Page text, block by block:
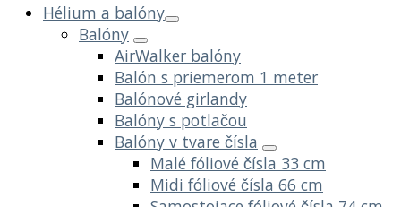
Hélium a balóny
Balóny
AirWalker balóny
Balón s priemerom 1 meter
Balónové girlandy
Balóny s potlačou
Balóny v tvare čísla
Malé fóliové čísla 33 cm
Midi fóliové čísla 66 cm